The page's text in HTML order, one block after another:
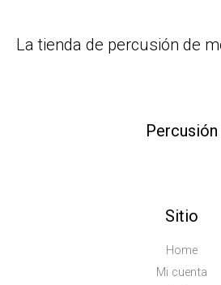
La tienda de percusión de
Percusión
Sitio
Home
Mi cuenta